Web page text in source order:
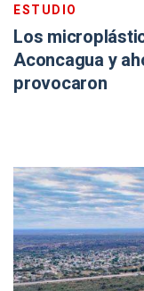
ESTUDIO
Los
Aconcagua y
provocaron